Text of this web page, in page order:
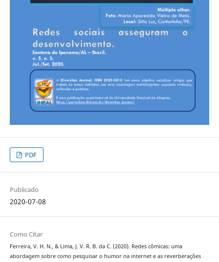
PDF
Publicado
2020-07-08
Como Citar
Ferreira, V. H. N., & Lima, J. V. R. B. da C. (2020). Redes cômicas: uma
abordagem sobre como pesquisar o humor na internet e as reverberações